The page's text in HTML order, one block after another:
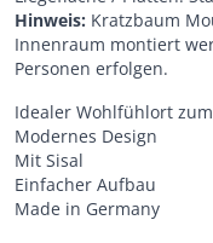
Hinweis: Kratzbaum
Innenraum montiert
Personen erfolgen.
Idealer Wohlfühlort
Modernes Design
Mit Sisal
Einfacher Aufbau
Made in Germany